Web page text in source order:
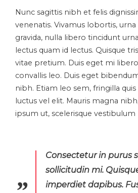
Nunc sagittis nibh et felis
venenatis. Vivamus lobortis, urna
gravida, nulla libero tincidunt
lectus quam id lectus. Quisque
vitae pretium. Duis eget mi
convallis leo. Duis eget
nibh. Etiam leo sem, fringilla
luctus vel elit. Mauris magna
ipsum ut, scelerisque vestibulum
Consectetur in purus
sollicitudin mi.
imperdiet dapibus.